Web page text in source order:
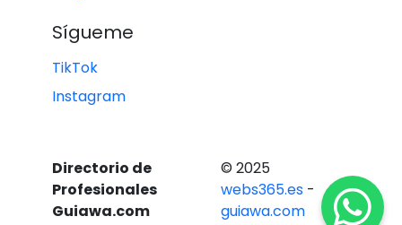
Sígueme
TikTok
Instagram
Directorio de
Profesionales
Guiawa.com
© 2025
webs365.es -
guiawa.com